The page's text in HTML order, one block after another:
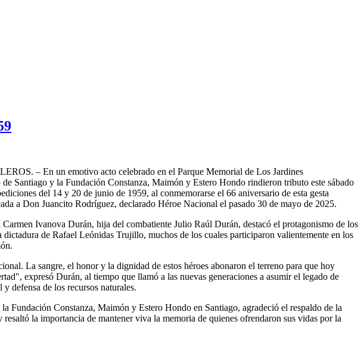
– En un emotivo acto celebrado en el Parque Memorial de Los Jardines
Santiago y la Fundación Constanza, Maimón y Estero Hondo rindieron tributo este sábado
del 14 y 20 de junio de 1959, al conmemorarse el 66 aniversario de esta gesta
a Don Juancito Rodríguez, declarado Héroe Nacional el pasado 30 de mayo de 2025.
Carmen Ivanova Durán, hija del combatiente Julio Raúl Durán, destacó el protagonismo de los
dictadura de Rafael Leónidas Trujillo, muchos de los cuales participaron valientemente en los
La sangre, el honor y la dignidad de estos héroes abonaron el terreno para que hoy
expresó Durán, al tiempo que llamó a las nuevas generaciones a asumir el legado de
defensa de los recursos naturales.
Fundación Constanza, Maimón y Estero Hondo en Santiago, agradeció el respaldo de la
la importancia de mantener viva la memoria de quienes ofrendaron sus vidas por la